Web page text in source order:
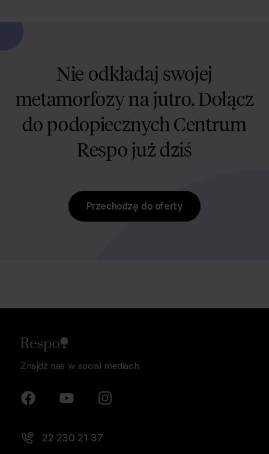
Nie odkładaj swojej
metamorfozy na jutro. Dołącz
do podopiecznych Centrum
Respo już dziś
Przechodzę do oferty
Znajdź nas w social mediach
22 230 21 37